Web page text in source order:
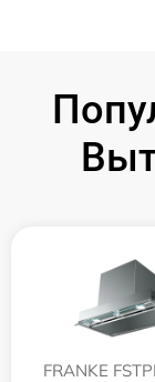
FRANKE